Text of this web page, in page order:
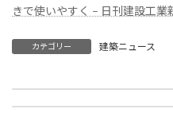
きで使いやすく – 日刊建設工業
カテゴリー 建築ニュース
建設業の人材確保